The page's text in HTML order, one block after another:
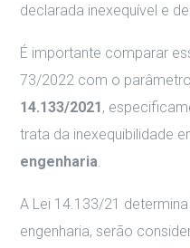
declarada inexequível e
É importante comparar
73/2022 com o
14.133/2021,
trata da inexequibilidade
engenharia.
A Lei 14.133/21
engenharia, serão